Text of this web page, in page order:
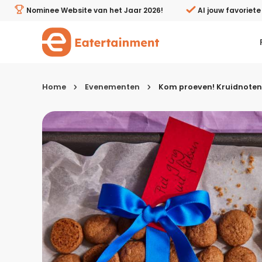
Kom proeven! Kruidnoten bij Albert Heijn XL Nijmegen
Nominee Website van het Jaar 2026! Al jouw
Kies je menugang
Ontbijt
Lunch & brunch
Tussendoortjes
Voor- & tussengerechten
Home Evenementen Kom proeven!